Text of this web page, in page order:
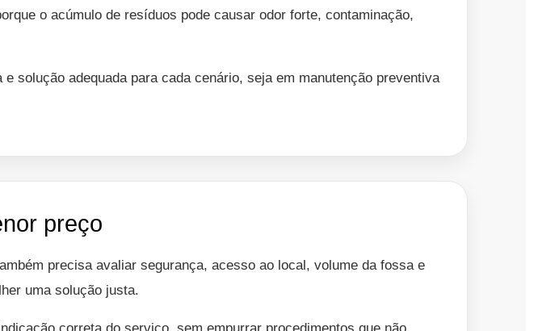
o acúmulo de resíduos pode causar odor forte, contaminação,
solução adequada para cada cenário, seja em manutenção preventiva
preço
precisa avaliar segurança, acesso ao local, volume da fossa e
uma solução justa.